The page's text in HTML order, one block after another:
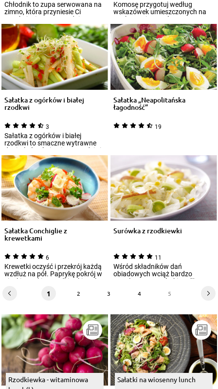
Chłodnik to zupa serwowana na
zimno, która przyniesie Ci
orzeźwienie w gorące dni.
Proponowany w...
Komosę przygotuj według
wskazówek umieszczonych na
opakowaniu. Stwórz
aromatyczny, ziołowy sos mi...
Sałatka z ogórków i białej
rzodkwi
3
Sałatka z ogórków i białej
rzodkwi to smaczne wytrawne
danie, które świetnie sprawdzi się
w wielu...
Sałatka „Neapolitańska
łagodność”
19
Sałatka Conchiglie z
krewetkami
6
Krewetki oczyść i przekrój każdą
wzdłuż na pół. Paprykę pokrój w
cienkie paski, a rzodkiewki w pl...
Surówka z rzodkiewki
11
Wśród składników dań
obiadowych wciąż bardzo
popularne są surówki. Jeśli
1 2 3 4 5
Rzodkiewka - witaminowa
Sałatki na wiosenny lunch